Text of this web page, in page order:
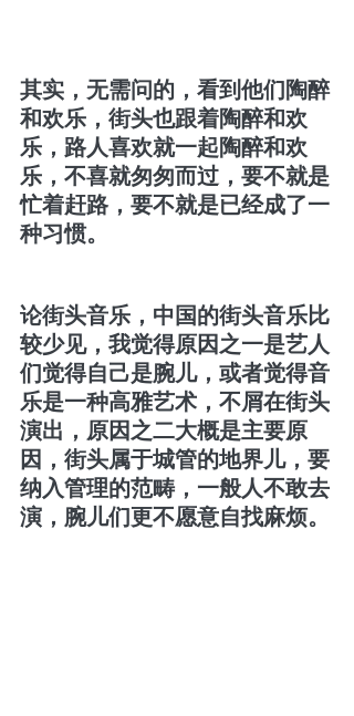
其实，无需问的，看到他们陶醉
和欢乐，街头也跟着陶醉和欢
乐，路人喜欢就一起陶醉和欢
乐，不喜就匆匆而过，要不就是
忙着赶路，要不就是已经成了一
种习惯。
论街头音乐，中国的街头音乐比
较少见，我觉得原因之一是艺人
们觉得自己是腕儿，或者觉得音
乐是一种高雅艺术，不屑在街头
演出，原因之二大概是主要原
因，街头属于城管的地界儿，要
纳入管理的范畴，一般人不敢去
演，腕儿们更不愿意自找麻烦。